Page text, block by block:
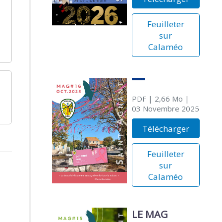
Feuilleter
sur
Calaméo
PDF| 2,66 Mo |
03 Novembre 2025
Télécharger
Feuilleter
sur
Calaméo
LE MAG